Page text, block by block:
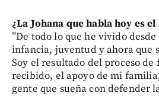
¿La Johana que habla hoy es
”De todo lo que he vivido
infancia, juventud y ahora que
Soy el resultado del proceso de
recibido, el apoyo de mi
gente que sueña con defender